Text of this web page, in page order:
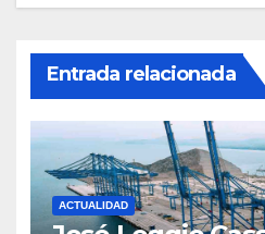
Entrada relacionada
ACTUALIDAD